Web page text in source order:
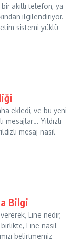
akıllı telefon, ya
ilgilendiriyor.
sistemi yüklü
ekledi, ve bu yeni
mesajlar… Yıldızlı
mesaj nasıl
Bilgi
Line nedir,
Line nasıl
belirtmemiz